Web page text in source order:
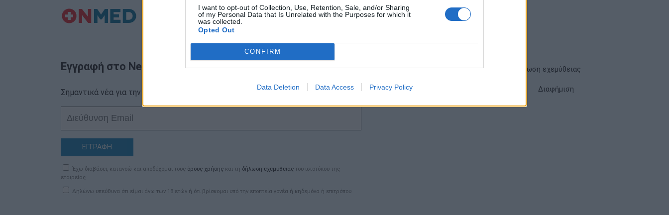
I want to opt-out of Collection, Use, Retention, Sale, and/or Sharing
of my Personal Data that Is Unrelated with the Purposes for which it
was collected.
Opted Out
CONFIRM
Data Deletion Data Access Privacy Policy
Εγγραφή στο Newsletter
Σημαντικά νέα για την υγεία στο mail σας καθημερινά
ΕΓΓΡΑΦΗ
Έχω διαβάσει, κατανοώ και αποδέχομαι τους όρους χρήσης και τη δήλωση εχεμύθειας του ιστοτόπου της
εταιρείας
Δηλώνω υπεύθυνα ότι είμαι άνω των 18 ετών ή ότι βρίσκομαι υπό την εποπτεία γονέα ή κηδεμόνα ή επιτρόπου
Ταυτότητα Όροι χρήσης Δήλωση εχεμύθειας
Ρυθμίσεις Cookies Διαφήμιση